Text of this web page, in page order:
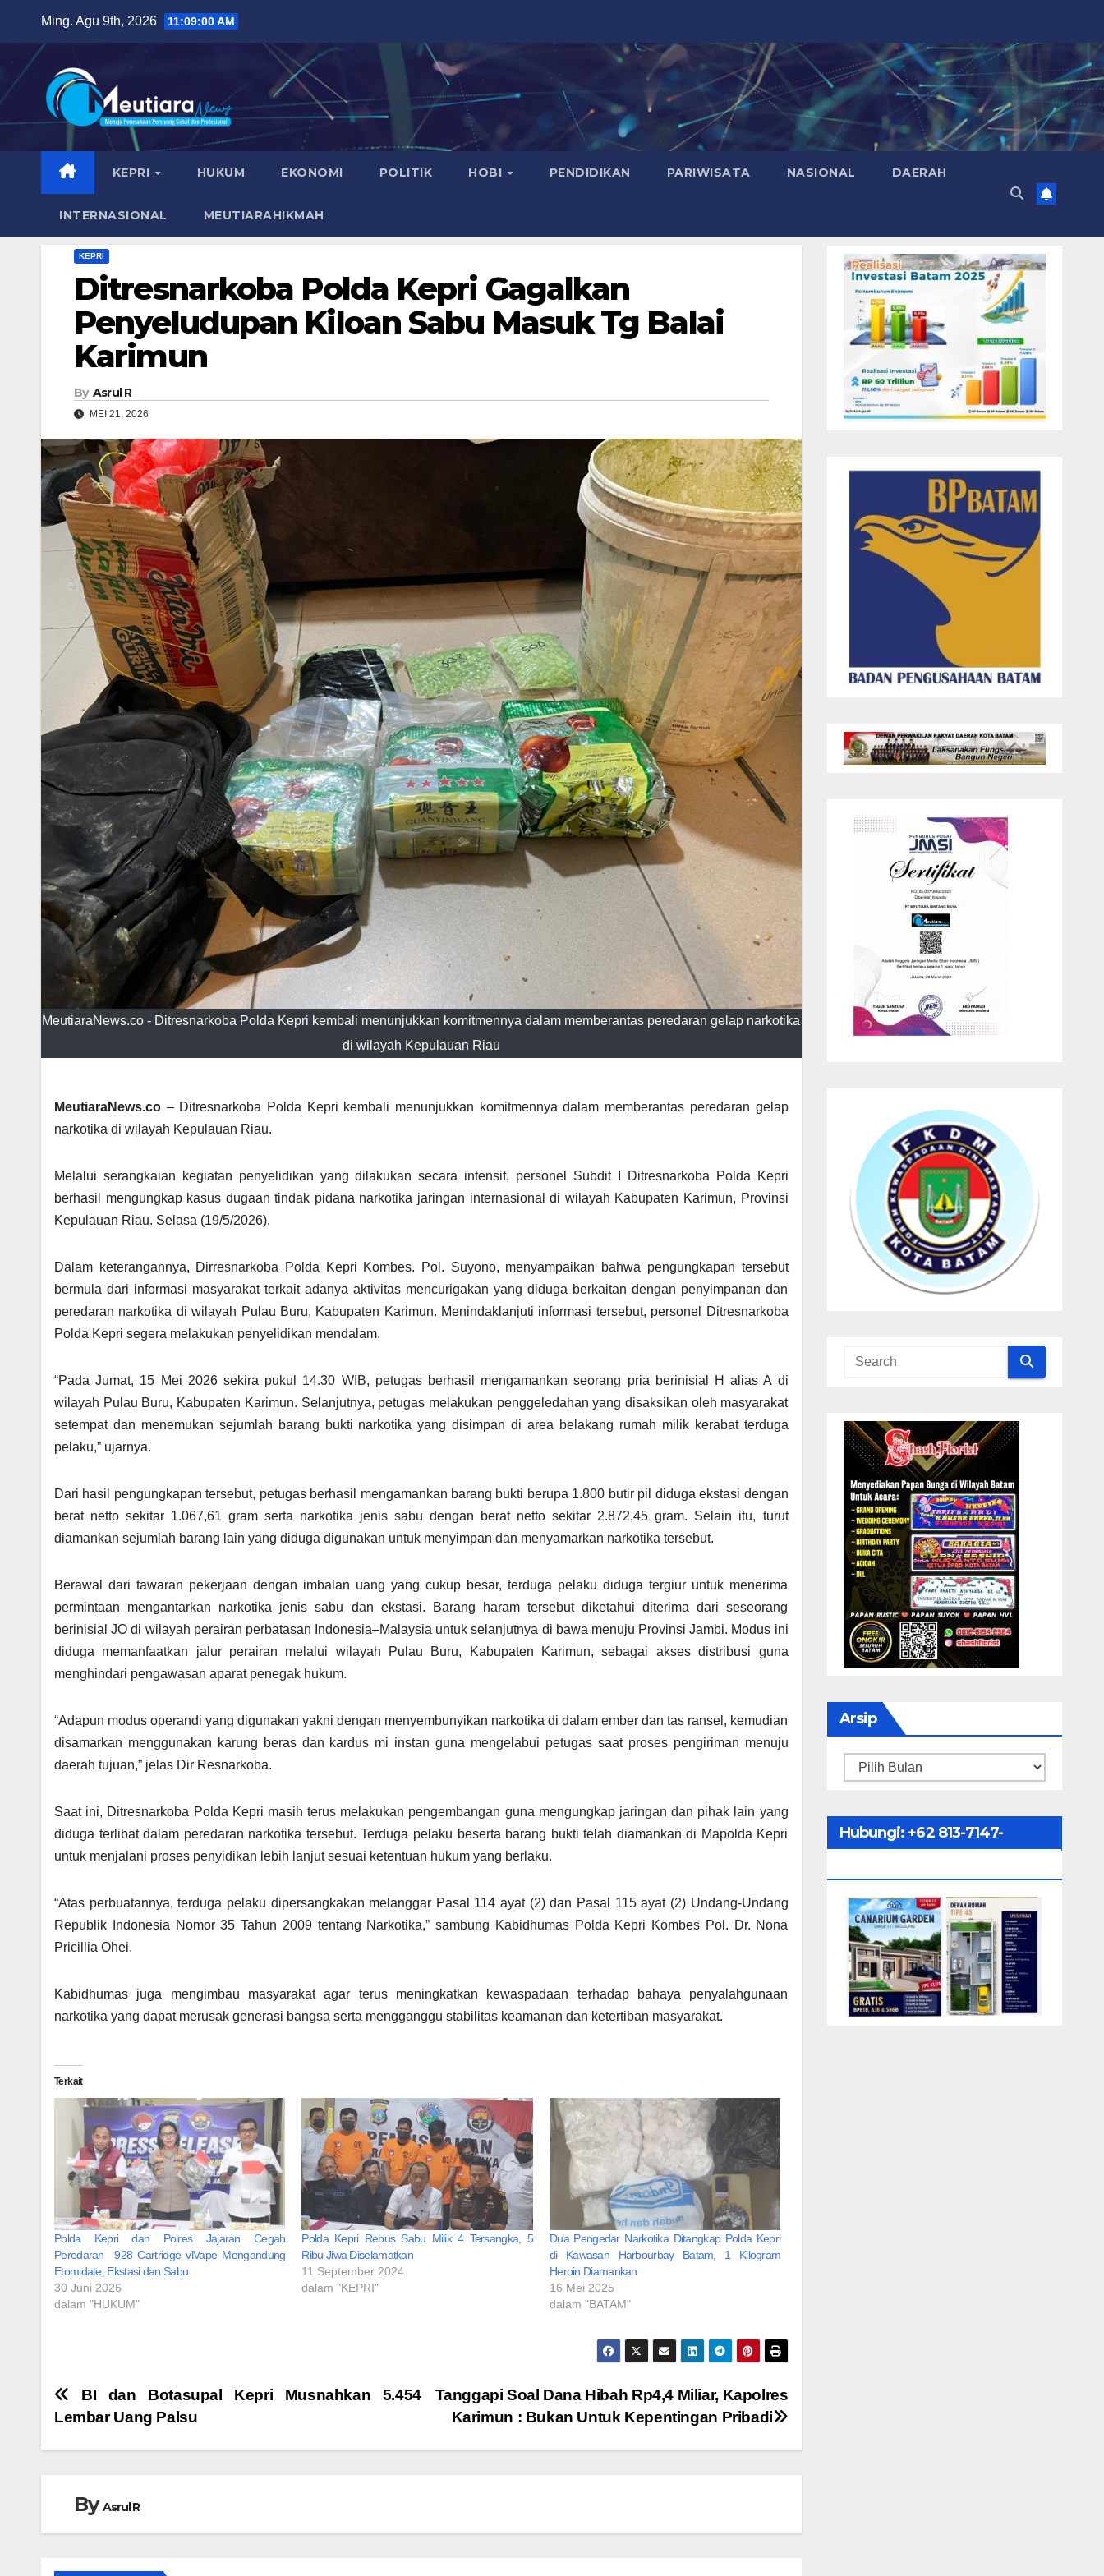
content
Ming. Agu 9th, 2026 11:09:02 AM
KEPRI HUKUM EKONOMI POLITIK HOBI PENDIDIKAN PARIWISATA NASIONAL DAERAH
INTERNASIONAL MEUTIARAHIKMAH
KEPRI
Ditresnarkoba Polda Kepri Gagalkan
Penyeludupan Kiloan Sabu Masuk Tg Balai
Karimun
By Asrul R
MEI 21, 2026
MeutiaraNews.co - Ditresnarkoba Polda Kepri kembali menunjukkan komitmennya dalam memberantas peredaran gelap narkotika
di wilayah Kepulauan Riau
MeutiaraNews.co – Ditresnarkoba Polda Kepri kembali menunjukkan komitmennya dalam memberantas peredaran gelap
narkotika di wilayah Kepulauan Riau.
Melalui serangkaian kegiatan penyelidikan yang dilakukan secara intensif, personel Subdit I Ditresnarkoba Polda Kepri
berhasil mengungkap kasus dugaan tindak pidana narkotika jaringan internasional di wilayah Kabupaten Karimun, Provinsi
Kepulauan Riau. Selasa (19/5/2026).
Dalam keterangannya, Dirresnarkoba Polda Kepri Kombes. Pol. Suyono, menyampaikan bahwa pengungkapan tersebut
bermula dari informasi masyarakat terkait adanya aktivitas mencurigakan yang diduga berkaitan dengan penyimpanan dan
peredaran narkotika di wilayah Pulau Buru, Kabupaten Karimun. Menindaklanjuti informasi tersebut, personel Ditresnarkoba
Polda Kepri segera melakukan penyelidikan mendalam.
“Pada Jumat, 15 Mei 2026 sekira pukul 14.30 WIB, petugas berhasil mengamankan seorang pria berinisial H alias A di
wilayah Pulau Buru, Kabupaten Karimun. Selanjutnya, petugas melakukan penggeledahan yang disaksikan oleh masyarakat
setempat dan menemukan sejumlah barang bukti narkotika yang disimpan di area belakang rumah milik kerabat terduga
pelaku,” ujarnya.
Dari hasil pengungkapan tersebut, petugas berhasil mengamankan barang bukti berupa 1.800 butir pil diduga ekstasi dengan
berat netto sekitar 1.067,61 gram serta narkotika jenis sabu dengan berat netto sekitar 2.872,45 gram. Selain itu, turut
diamankan sejumlah barang lain yang diduga digunakan untuk menyimpan dan menyamarkan narkotika tersebut.
Berawal dari tawaran pekerjaan dengan imbalan uang yang cukup besar, terduga pelaku diduga tergiur untuk menerima
permintaan mengantarkan narkotika jenis sabu dan ekstasi. Barang haram tersebut diketahui diterima dari seseorang
berinisial JO di wilayah perairan perbatasan Indonesia–Malaysia untuk selanjutnya di bawa menuju Provinsi Jambi. Modus ini
diduga memanfaatkan jalur perairan melalui wilayah Pulau Buru, Kabupaten Karimun, sebagai akses distribusi guna
menghindari pengawasan aparat penegak hukum.
“Adapun modus operandi yang digunakan yakni dengan menyembunyikan narkotika di dalam ember dan tas ransel, kemudian
disamarkan menggunakan karung beras dan kardus mi instan guna mengelabui petugas saat proses pengiriman menuju
daerah tujuan,” jelas Dir Resnarkoba.
Saat ini, Ditresnarkoba Polda Kepri masih terus melakukan pengembangan guna mengungkap jaringan dan pihak lain yang
diduga terlibat dalam peredaran narkotika tersebut. Terduga pelaku beserta barang bukti telah diamankan di Mapolda Kepri
untuk menjalani proses penyidikan lebih lanjut sesuai ketentuan hukum yang berlaku.
“Atas perbuatannya, terduga pelaku dipersangkakan melanggar Pasal 114 ayat (2) dan Pasal 115 ayat (2) Undang-Undang
Republik Indonesia Nomor 35 Tahun 2009 tentang Narkotika,” sambung Kabidhumas Polda Kepri Kombes Pol. Dr. Nona
Pricillia Ohei.
Kabidhumas juga mengimbau masyarakat agar terus meningkatkan kewaspadaan terhadap bahaya penyalahgunaan
narkotika yang dapat merusak generasi bangsa serta mengganggu stabilitas keamanan dan ketertiban masyarakat.
Terkait
Polda Kepri dan Polres Jajaran Cegah
Peredaran 928 Cartridge vlVape Mengandung
Etomidate, Ekstasi dan Sabu
30 Juni 2026
dalam "HUKUM"
Polda Kepri Rebus Sabu Milik 4 Tersangka, 5
Ribu Jiwa Diselamatkan
11 September 2024
dalam "KEPRI"
Dua Pengedar Narkotika Ditangkap Polda Kepri
di Kawasan Harbourbay Batam, 1 Kilogram
Heroin Diamankan
16 Mei 2025
dalam "BATAM"
Navigasi
Tanggapi Soal Dana Hibah Rp4,4 Miliar, Kapolres
Karimun : Bukan Untuk Kepentingan Pribadi
BI dan Botasupal Kepri Musnahkan 5.454
Lembar Uang Palsu
ByAsrul R
Arsip
Arsip
Hubungi: ‪+62 813-7147-